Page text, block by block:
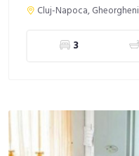
Cluj-Napoca, Gheorgheni
3